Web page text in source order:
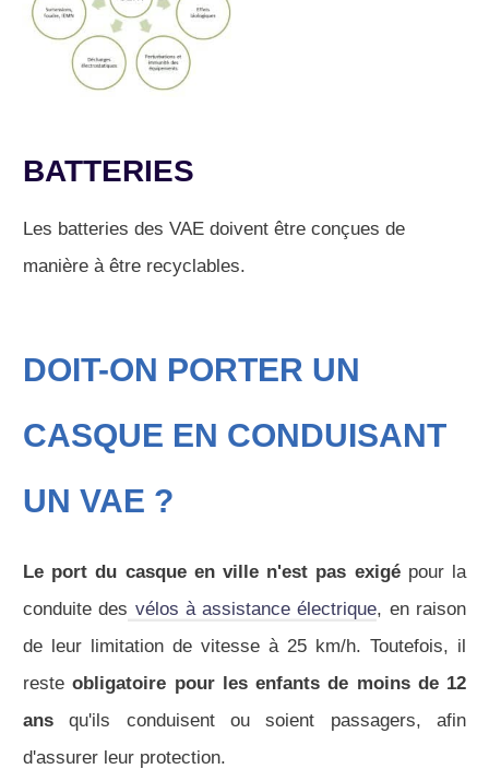
BATTERIES
Les batteries des VAE doivent être conçues de
manière à être recyclables.
DOIT-ON PORTER UN
CASQUE EN CONDUISANT
UN VAE ?
Le port du casque en ville n'est pas exigépour la
conduite des vélos à assistance électrique, en raison
de leur limitation de vitesse à 25 km/h. Toutefois, il
resteobligatoire pour les enfants de moins de 12
ans qu'ils conduisent ou soient passagers, afin
d'assurer leur protection.